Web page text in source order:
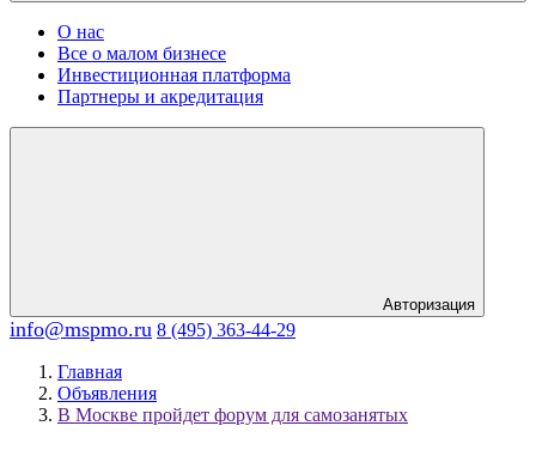
О нас
Все о малом бизнесе
Инвестиционная платформа
Партнеры и акредитация
Авторизация
info@mspmo.ru 8 (495) 363-44-29
Главная
Объявления
В Москве пройдет форум для самозанятых